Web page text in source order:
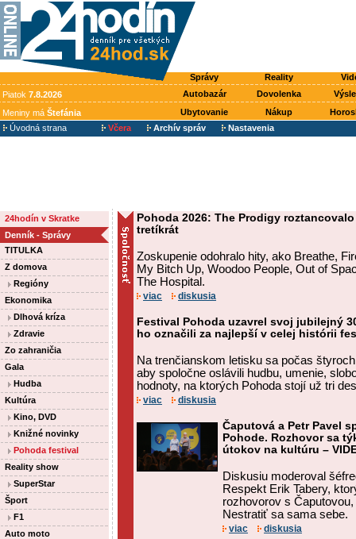
Správy Reality
Piatok 7.8.2026 Autobazár Dovolenka
Meniny má Štefánia Ubytovanie Nákup
Úvodná strana
Včera Archív správ Nastavenia
24hodín v Skratke
Denník - Správy
TITULKA
Z domova
Regióny
Ekonomika
Dlhová kríza
Zdravie
Zo zahraničia
Gala
Hudba
Kultúra
Kino, DVD
Knižné novinky
Pohoda festival
Reality show
SuperStar
Šport
F1
Auto moto
Pohoda 2026: The Prodigy
tretíkrát
Zoskupenie odohralo hity, ako Breathe,
My Bitch Up, Woodoo People, Out of
The Hospital.
viac diskusia
Festival Pohoda uzavrel svoj jubilejný
ho označili za najlepší v celej histórii
Na trenčianskom letisku sa počas
aby spoločne oslávili hudbu, umenie,
hodnoty, na ktorých Pohoda stojí už tri
viac diskusia
Čaputová a Petr Pavel
Pohode. Rozhovor sa
útokov na kultúru –
Diskusiu moderoval
Respekt Erik Tabery,
rozhovorov s
Nestratiť sa sama sebe.
viac diskusia